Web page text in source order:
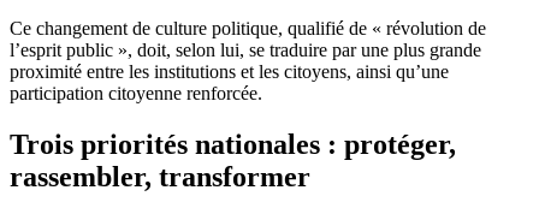
Ce changement de culture politique, qualifié de « révolution de
l’esprit public », doit, selon lui, se traduire par une plus grande
proximité entre les institutions et les citoyens, ainsi qu’une
participation citoyenne renforcée.
Trois priorités nationales : protéger,
rassembler, transformer